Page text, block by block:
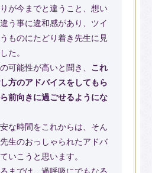
が今までと違うこと、想い
う事に違和感があり、ツイ
ものにたどり着き先生に見
た。
可能性が高いと聞き、 これ
方のアドバイスをしてもら
前向きに過ごせるようにな
な時間をこれからは、そん
生のおっしゃられたアドバ
いこうと思います。
までは、過呼吸にでもなる